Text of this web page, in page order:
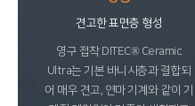
견고한 표면층 형성
영구 접착 DITEC® Ceramic
Ultra는 기본 바니시층과 결합되
어 매우 견고, 연마 기계와 같이 기